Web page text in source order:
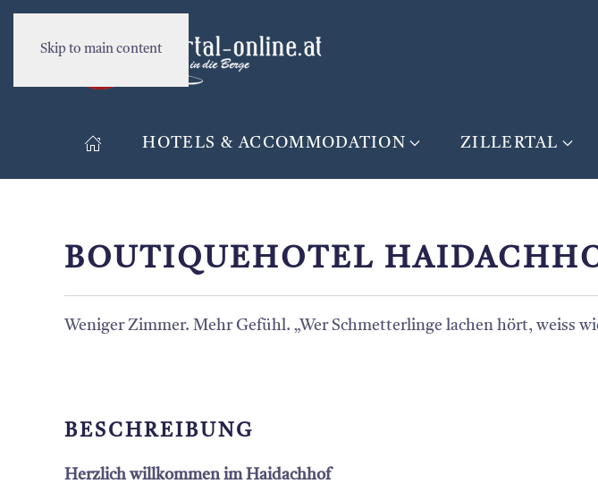
Skip to main content
HOTELS & ACCOMMODATION ZILLERTAL
BOUTIQUEHOTEL
Weniger Zimmer. Mehr Gefühl. „Wer Schmetterlinge lachen hört, weiss
BESCHREIBUNG
Herzlich willkommen im Haidachhof